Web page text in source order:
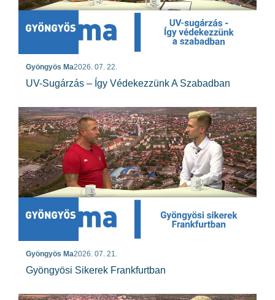
Gyöngyös Ma2026. 07. 22.
UV-Sugárzás – Így Védekezzünk A Szabadban
Gyöngyös Ma2026. 07. 21.
Gyöngyösi Sikerek Frankfurtban